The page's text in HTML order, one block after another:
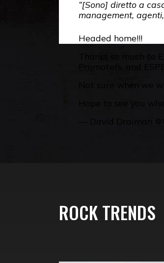
“[Sono] diretto a
management,
Headed home!!!
Thanks so much to
ROCK TRENDS